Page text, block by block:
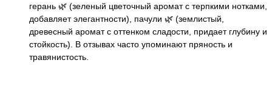
герань 🌿 (зеленый цветочный аромат с терпкими нотками,
добавляет элегантности), пачули 🌿 (землистый,
древесный аромат с оттенком сладости, придает глубину и
стойкость). В отзывах часто упоминают пряность и
травянистость.